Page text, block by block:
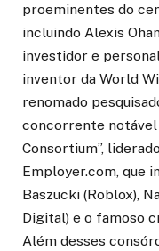
proeminentes do
incluindo Alexis
investidor e
inventor da World
renomado
concorrente
Consortium”,
Employer.com, que
Baszucki (Roblox),
Digital) e o famoso
Além desses